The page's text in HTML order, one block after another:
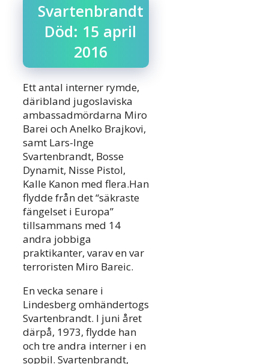
Svartenbrandt
Död: 15 april
2016
Ett antal interner rymde,
däribland jugoslaviska
ambassadmördarna Miro
Barei och Anelko Brajkovi,
samt Lars-Inge
Svartenbrandt, Bosse
Dynamit, Nisse Pistol,
Kalle Kanon med flera.Han
flydde från det “säkraste
fängelset i Europa”
tillsammans med 14
andra jobbiga
praktikanter, varav en var
terroristen Miro Bareic.
En vecka senare i
Lindesberg omhändertogs
Svartenbrandt. I juni året
därpå, 1973, flydde han
och tre andra interner i en
sopbil. Svartenbrandt,